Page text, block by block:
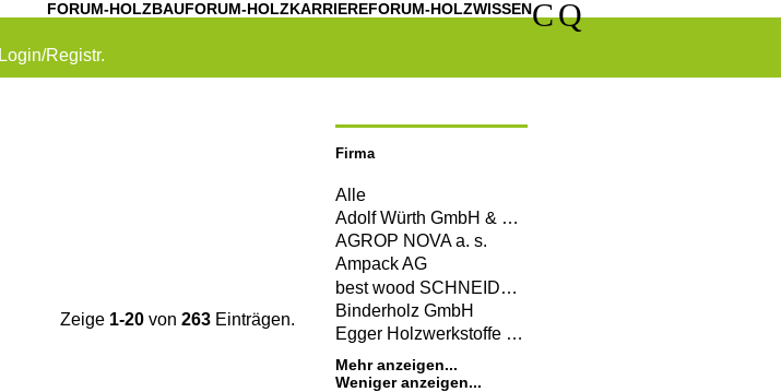
FORUM-HOLZBAUFORUM-HOLZKARRIEREFORUM-HOLZWISSENCQ
Login/Registr.
Zeige 1-20von 263Einträgen.
Firma
Alle
Adolf Würth GmbH & Co. KG
AGROP NOVA a. s.
Ampack AG
best wood SCHNEIDER GmbH
Binderholz GmbH
Egger Holzwerkstoffe Wismar GmbH & Co. KG
Mehr anzeigen...
Weniger anzeigen...